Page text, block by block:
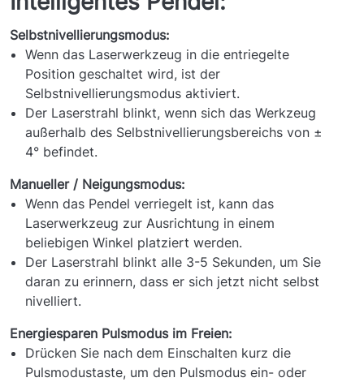
Selbstnivellierungsmodus:
Wenn das Laserwerkzeug in die entriegelte
Position geschaltet wird, ist der
Selbstnivellierungsmodus aktiviert.
Der Laserstrahl blinkt, wenn sich das Werkzeug
außerhalb des Selbstnivellierungsbereichs von ±
4° befindet.
Manueller / Neigungsmodus:
Wenn das Pendel verriegelt ist, kann das
Laserwerkzeug zur Ausrichtung in einem
beliebigen Winkel platziert werden.
Der Laserstrahl blinkt alle 3-5 Sekunden, um Sie
daran zu erinnern, dass er sich jetzt nicht selbst
nivelliert.
Energiesparen Pulsmodus im Freien:
Drücken Sie nach dem Einschalten kurz die
Pulsmodustaste, um den Pulsmodus ein- oder